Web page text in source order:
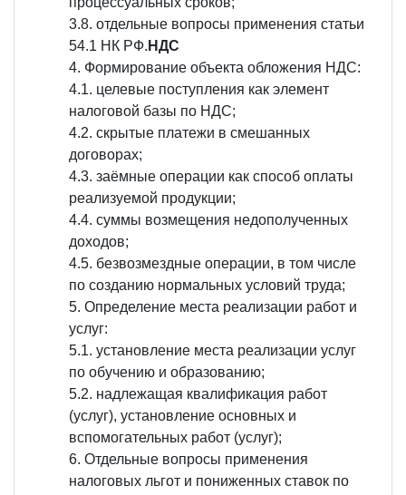
3.8. отдельные вопросы применения статьи
54.1 НК РФ. НДС
Формирование объекта обложения НДС:
4.1. целевые поступления как элемент
налоговой базы по НДС;
4.2. скрытые платежи в смешанных
договорах;
4.3. заёмные операции как способ оплаты
реализуемой продукции;
4.4. суммы возмещения недополученных
доходов;
4.5. безвозмездные операции, в том числе
по созданию нормальных условий труда;
Определение места реализации работ и
услуг:
5.1. установление места реализации услуг
по обучению и образованию;
5.2. надлежащая квалификация работ
(услуг), установление основных и
вспомогательных работ (услуг);
Отдельные вопросы применения
налоговых льгот и пониженных ставок по